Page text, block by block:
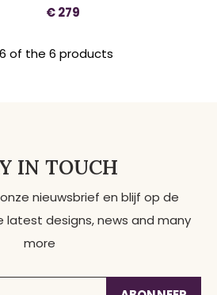
€ 279
of the 6 products
IN TOUCH
nieuwsbrief en blijf op de
latest designs, news and many
more